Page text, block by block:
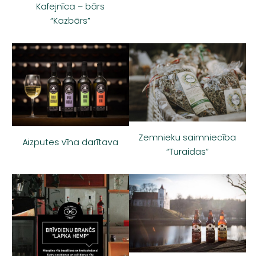
Kafejnīca – bārs
“Kazbārs”
Aizputes vīna darītava
Zemnieku saimniecība
“Turaidas”